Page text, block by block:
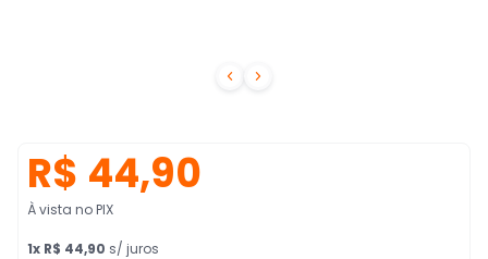
 
R$ 44,90
À vista no PIX
1x R$ 44,90 s/ juros